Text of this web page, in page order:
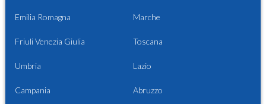
Emilia Romagna Marche
Friuli Venezia Giulia Toscana
Umbria Lazio
Campania Abruzzo